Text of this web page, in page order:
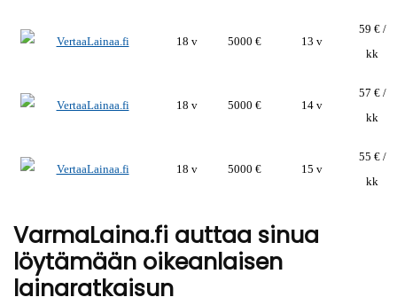
18 v 5000 € 13 v
59 € /
kk
18 v 5000 € 14 v
57 € /
kk
18 v 5000 € 15 v
55 € /
kk
VarmaLaina.fi auttaa sinua
löytämään oikeanlaisen
lainaratkaisun